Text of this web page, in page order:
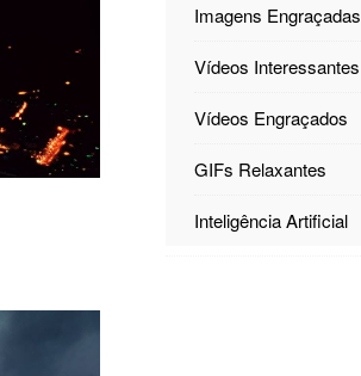
Imagens Engraçadas
Vídeos Interessantes
Vídeos Engraçados
GIFs Relaxantes
Inteligência Artificial